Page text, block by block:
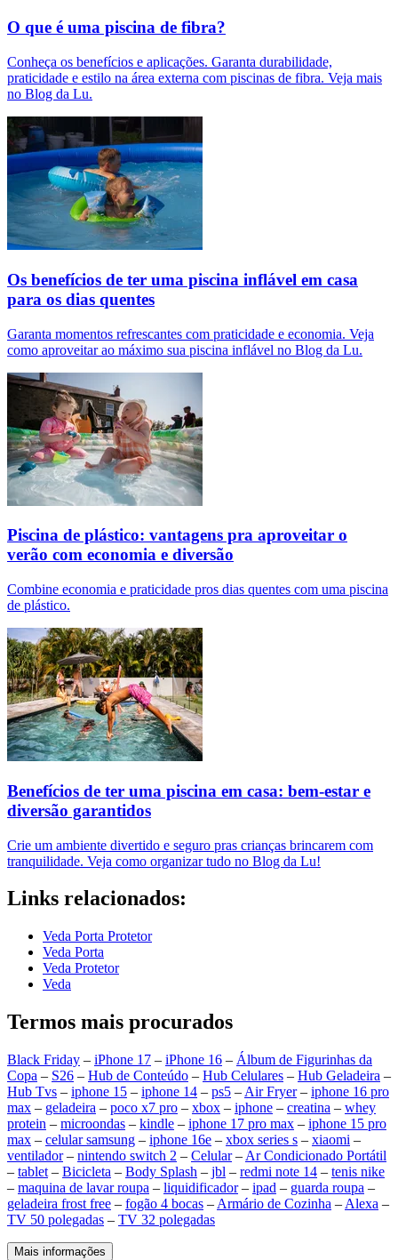
O que é uma piscina de fibra?
Conheça os benefícios e aplicações. Garanta durabilidade,
praticidade e estilo na área externa com piscinas de fibra. Veja mais
no Blog da Lu.
Os benefícios de ter uma piscina inflável em casa
para os dias quentes
Garanta momentos refrescantes com praticidade e economia. Veja
como aproveitar ao máximo sua piscina inflável no Blog da Lu.
Piscina de plástico: vantagens pra aproveitar o
verão com economia e diversão
Combine economia e praticidade pros dias quentes com uma piscina
de plástico.
Benefícios de ter uma piscina em casa: bem-estar e
diversão garantidos
Crie um ambiente divertido e seguro pras crianças brincarem com
tranquilidade. Veja como organizar tudo no Blog da Lu!
Links relacionados:
Veda Porta Protetor
Veda Porta
Veda Protetor
Veda
Termos mais procurados
Black Friday – iPhone 17 – iPhone 16 – Álbum de Figurinhas da
Copa – S26 – Hub de Conteúdo – Hub Celulares – Hub Geladeira –
Hub Tvs – iphone 15 – iphone 14 – ps5 – Air Fryer– iphone 16 pro
max – geladeira – poco x7 pro – xbox – iphone – creatina – whey
protein – microondas – kindle – iphone 17 pro max – iphone 15 pro
max – celular samsung – iphone 16e – xbox series s – xiaomi –
ventilador– nintendo switch 2 – Celular– Ar Condicionado Portátil
– tablet – Bicicleta – Body Splash – jbl – redmi note 14 – tenis nike
– maquina de lavar roupa – liquidificador– ipad – guarda roupa –
geladeira frost free – fogão 4 bocas – Armário de Cozinha – Alexa –
TV 50 polegadas – TV 32 polegadas
Mais informações